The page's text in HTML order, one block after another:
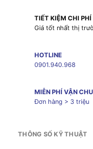
TIẾT KIỆM CHI PHÍ
Giá tốt nhất thị
HOTLINE
0901.940.968
MIỄN PHÍ VẬN
Đơn hàng > 3 triệu
THÔNG SỐ KỸ THUẬT